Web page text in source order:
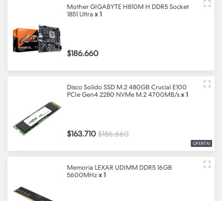
Mother GIGABYTE H810M H DDR5 Socket
1851 Ultra x 1
$186.660
OFERTA!
Disco Solido SSD M.2 480GB Crucial E100
PCIe Gen4 2280 NVMe M.2 4700MB/s x 1
$163.710 $186.660
Memoria LEXAR UDIMM DDR5 16GB
5600MHz x 1